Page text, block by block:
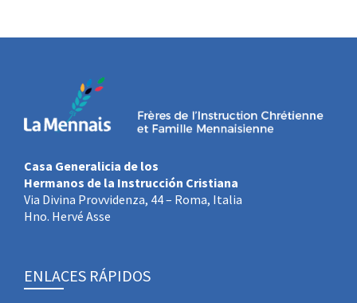
Casa Generalicia de los
Hermanos de la Instrucción Cristiana
Via Divina Provvidenza, 44 – Roma, Italia
Hno. Hervé Asse
ENLACES RÁPIDOS